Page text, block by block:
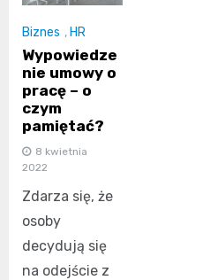
Biznes , HR
Wypowiedze
nie umowy o
pracę – o
czym
pamiętać?
8 kwietnia
2022
Zdarza się, że
osoby
decydują się
na odejście z